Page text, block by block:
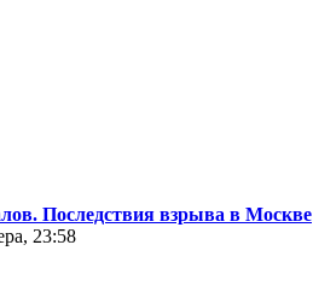
Последствия взрыва в Москве
23:58